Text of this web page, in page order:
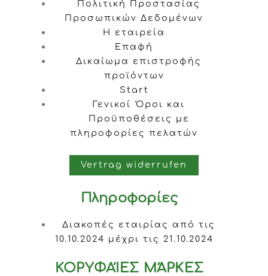
Πολιτική Προστασίας
Προσωπικών Δεδομένων
Η εταιρεία
Επαφή
Δικαίωμα επιστροφής
προϊόντων
Start
Γενικοί Όροι και
Προϋποθέσεις με
πληροφορίες πελατών
Vertrag widerrufen
Πληροφορίες
Διακοπές εταιρίας από τις
10.10.2024 μέχρι τις 21.10.2024
ΚΟΡΥΦΑΊΕΣ ΜΆΡΚΕΣ